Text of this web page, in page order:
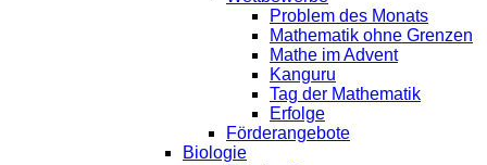
Problem des Monats
Mathematik ohne Grenzen
Mathe im Advent
Kanguru
Tag der Mathematik
Erfolge
Förderangebote
Biologie